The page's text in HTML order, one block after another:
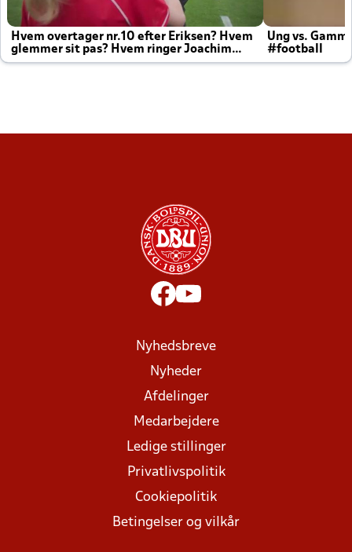
Hvem overtager nr.10 efter Eriksen? Hvem
glemmer sit pas? Hvem ringer Joachim
altid til efter kampe?
Ung vs.
#football
Nyhedsbreve
Nyheder
Afdelinger
Medarbejdere
Ledige stillinger
Privatlivspolitik
Cookiepolitik
Betingelser og vilkår